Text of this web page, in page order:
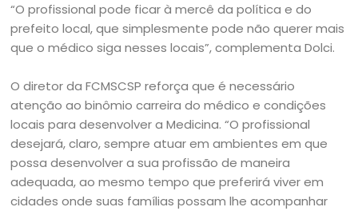
“O profissional pode ficar à mercê da política e do
prefeito local, que simplesmente pode não querer mais
que o médico siga nesses locais”, complementa Dolci.
O diretor da FCMSCSP reforça que é necessário
atenção ao binômio carreira do médico e condições
locais para desenvolver a Medicina. “O profissional
desejará, claro, sempre atuar em ambientes em que
possa desenvolver a sua profissão de maneira
adequada, ao mesmo tempo que preferirá viver em
cidades onde suas famílias possam lhe acompanhar